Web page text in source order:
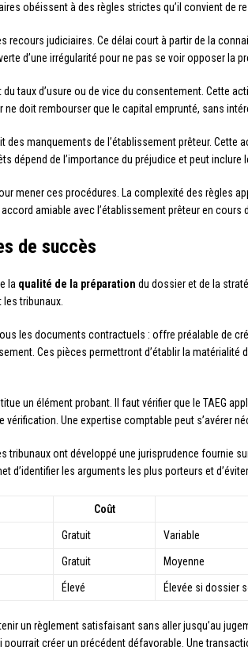
obéissent à des règles strictes qu’il convient de
judiciaires. Ce délai court à partir de la
d’une irrégularité pour ne pas se voir opposer la
taux d’usure ou de vice du consentement. Cette
doit rembourser que le capital emprunté, sans
des manquements de l’établissement prêteur. Cette
de l’importance du préjudice et peut inclure
mener ces procédures. La complexité des règles
amiable avec l’établissement prêteur en cours
de succès
la qualité de la préparation du dossier et de la
tribunaux.
les documents contractuels : offre préalable de
Ces pièces permettront d’établir la matérialité
un élément probant. Il faut vérifier que le TAEG
Une expertise comptable peut s’avérer
ont développé une jurisprudence fournie
les arguments les plus porteurs et
Coût
Gratuit Variable
Gratuit Moyenne
Élevé Élevée si dossier
un règlement satisfaisant sans aller jusqu’au
créer un précédent défavorable. Une